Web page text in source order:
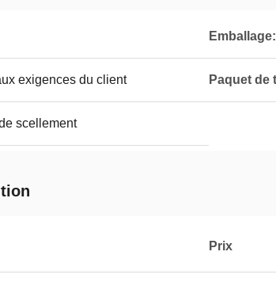
Emballage:
exigences du client Paquet de
scellement
Prix